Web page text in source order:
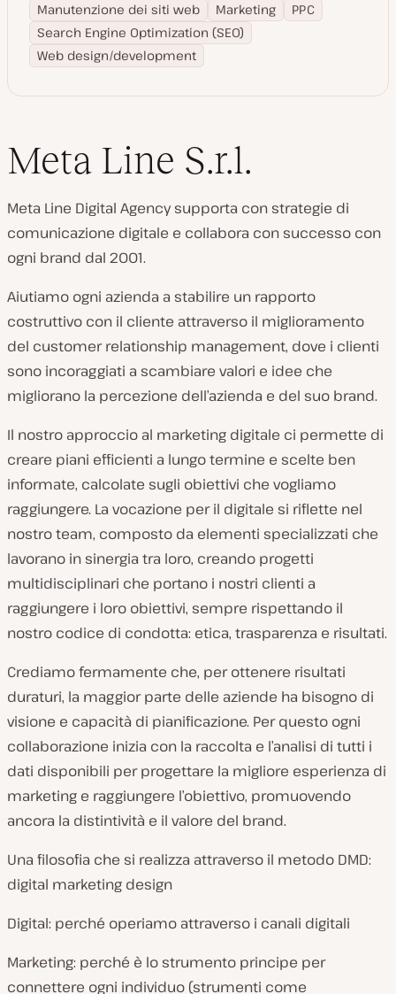
Manutenzione dei siti web
Marketing
PPC
Search Engine Optimization (SEO)
Web design/development
Meta Line S.r.l.
Meta Line Digital Agency supporta con strategie di
comunicazione digitale e collabora con successo con
ogni brand dal 2001.
Aiutiamo ogni azienda a stabilire un rapporto
costruttivo con il cliente attraverso il miglioramento
del customer relationship management, dove i clienti
sono incoraggiati a scambiare valori e idee che
migliorano la percezione dell’azienda e del suo brand.
Il nostro approccio al marketing digitale ci permette di
creare piani efficienti a lungo termine e scelte ben
informate, calcolate sugli obiettivi che vogliamo
raggiungere. La vocazione per il digitale si riflette nel
nostro team, composto da elementi specializzati che
lavorano in sinergia tra loro, creando progetti
multidisciplinari che portano i nostri clienti a
raggiungere i loro obiettivi, sempre rispettando il
nostro codice di condotta: etica, trasparenza e risultati.
Crediamo fermamente che, per ottenere risultati
duraturi, la maggior parte delle aziende ha bisogno di
visione e capacità di pianificazione. Per questo ogni
collaborazione inizia con la raccolta e l’analisi di tutti i
dati disponibili per progettare la migliore esperienza di
marketing e raggiungere l’obiettivo, promuovendo
ancora la distintività e il valore del brand.
Una filosofia che si realizza attraverso il metodo DMD:
digital marketing design
Digital: perché operiamo attraverso i canali digitali
Marketing: perché è lo strumento principe per
connettere ogni individuo (strumenti come